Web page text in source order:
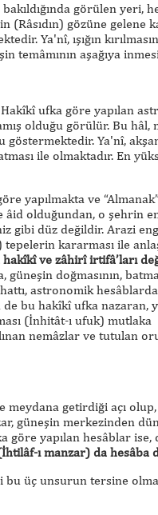
görülen yeri,
(Râsıdın) gözüne gelene
Ya'nî, ışığın
aşağıya inmesi
ufka göre yapılan
olduğu görülür. Bu hâl,
Ya'nî,
ile olmaktadır. En
yapılmakta ve
âid olduğundan, o şehrin
gibi düz değildir. Arazi
kararması ile
ve zâhirî irtifâ’ları
doğmasının,
astronomik
de bu hakîkî ufka nazaran,
(İnhitât-ı ufuk) mutlaka
nemâzlar ve tutulan
getirdiği açı olup,
güneşin merkezinden
göre yapılan hesâblar ise,
ı manzar) da hesâba
bu üç unsurun tersine